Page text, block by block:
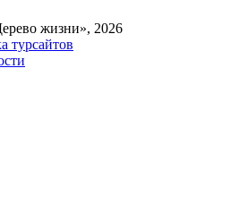
жизни», 2026
турсайтов